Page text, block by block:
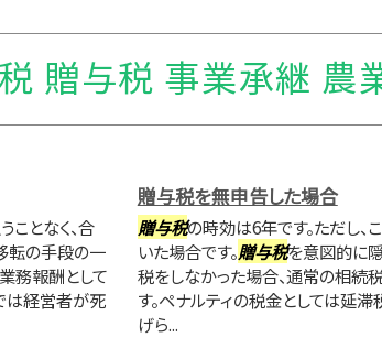
贈与税 事業承継 農
ことなく、合
転の手段の一
務報酬として
は経営者が死
贈与税を無申告した場合
贈与税の時効は6年です。ただし、
いた場合です。贈与税を意図的に
税をしなかった場合、通常の相続
す。ペナルティの税金としては延
げら...